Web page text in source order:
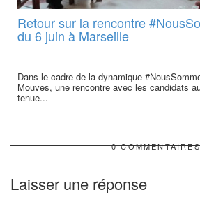
Retour sur la rencontre
du 6 juin à Marseille
Dans le cadre de la dynamique
Mouves, une rencontre avec les candidats
tenue...
0 COMMENTAIRES
Laisser une réponse